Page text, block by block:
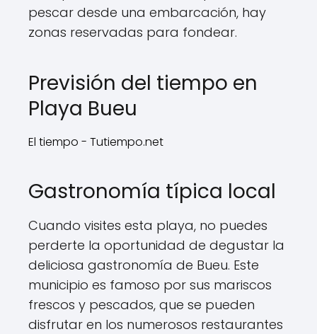
pescar desde una embarcación, hay
zonas reservadas para fondear.
Previsión del tiempo en
Playa Bueu
El tiempo - Tutiempo.net
Gastronomía típica local
Cuando visites esta playa, no puedes
perderte la oportunidad de degustar la
deliciosa gastronomía de Bueu. Este
municipio es famoso por sus mariscos
frescos y pescados, que se pueden
disfrutar en los numerosos restaurantes